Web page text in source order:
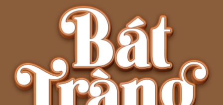
thống, giúp cho gia đạo luôn ấm cúng, hòa thuận và tiếp
nối qua các thế hệ.
Tại sao nên chọn đèn dầu gốm sứ Bát Tràng?
Khi lựa chọn đèn dầu, nhiều gia đình ưu tiên chất liệu gốm
sứ Bát Tràng bởi những ưu điểm vượt trội về cả độ an
toàn và thẩm mỹ.